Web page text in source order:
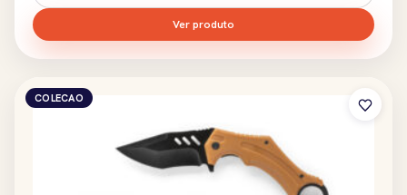
Ver produto
COLECAO